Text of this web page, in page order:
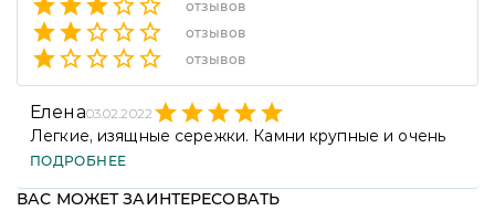
Елена03.02.2022
Легкие, изящные сережки. Камни крупные и очень
хорошо смотрятся
ПОДРОБНЕЕ
отзывов
отзывов
отзывов
ВАС МОЖЕТ ЗАИНТЕРЕСОВАТЬ